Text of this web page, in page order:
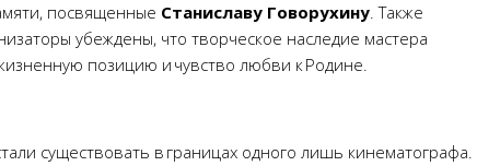
посвященные Станиславу Говорухину. Также
убеждены, что творческое наследие мастера
позицию и чувство любви к Родине.
существовать в границах одного лишь кинематографа.